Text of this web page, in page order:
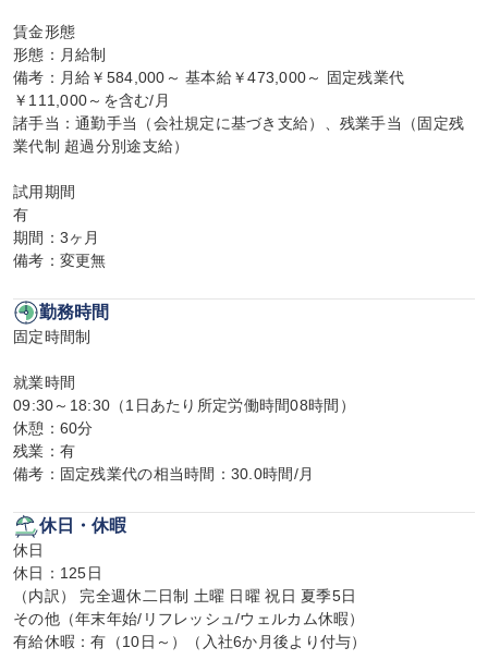
賃金形態
形態：月給制
備考：月給￥584,000～ 基本給￥473,000～ 固定残業代
￥111,000～を含む/月
諸手当：通勤手当（会社規定に基づき支給）、残業手当（固定残
業代制 超過分別途支給）
試用期間
有
期間：3ヶ月
備考：変更無
勤務時間
固定時間制
就業時間
09:30～18:30（1日あたり所定労働時間08時間）
休憩：60分
残業：有
備考：固定残業代の相当時間：30.0時間/月
休日・休暇
休日
休日：125日
（内訳） 完全週休二日制 土曜 日曜 祝日 夏季5日
その他（年末年始/リフレッシュ/ウェルカム休暇）
有給休暇：有（10日～）（入社6か月後より付与）